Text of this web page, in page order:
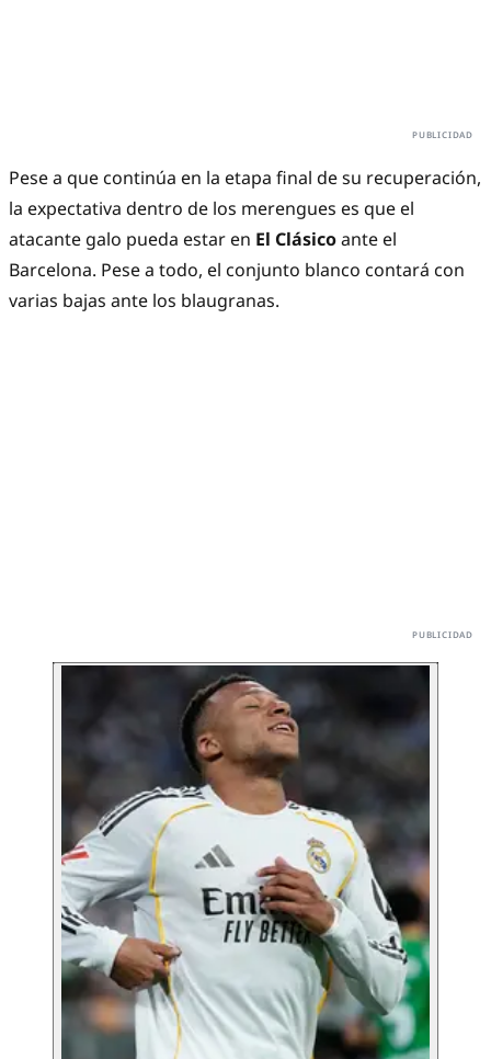
Pese a que continúa en la etapa final de su recuperación,
la expectativa dentro de los merengues es que el
atacante galo pueda estar en El Clásicoante el
Barcelona. Pese a todo, el conjunto blanco contará con
varias bajas ante los blaugranas.